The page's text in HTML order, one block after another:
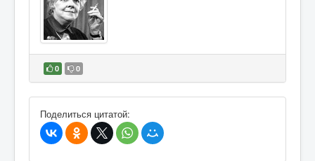
0 0
В избранное
Поделиться цитатой: